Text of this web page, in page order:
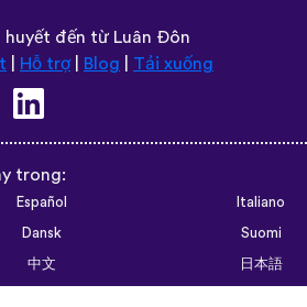
đến từ Luân Đôn
Hỗ trợ| Blog Tải xuống
trong:
Español Italiano
Dansk Suomi
中文 日本語